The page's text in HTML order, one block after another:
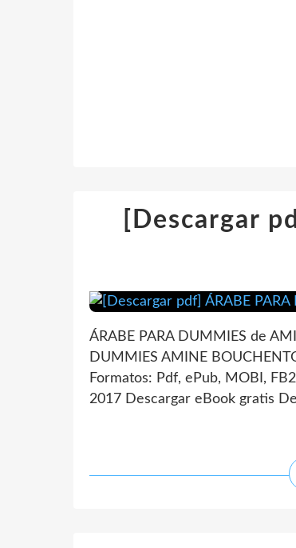
[Descargar
ÁRABE PARA DUMMIES de
DUMMIES AMINE
Formatos: Pdf, ePub, MOBI,
2017 Descargar eBook gratis